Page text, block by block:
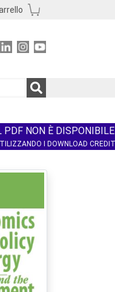
PDF NON È DISPONIBILE
I DOWNLOAD CREDIT